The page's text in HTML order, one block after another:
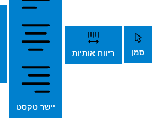
סמן ריווח אותיות
יישר טקסט